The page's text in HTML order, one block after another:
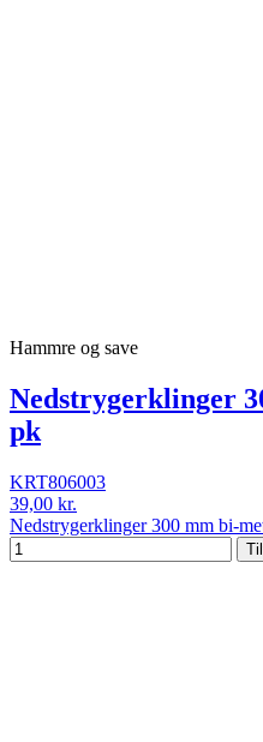
Hammre og save
Nedstrygerklinger
pk
KRT806003
39,00 kr.
Nedstrygerklinger 300 mm bi-